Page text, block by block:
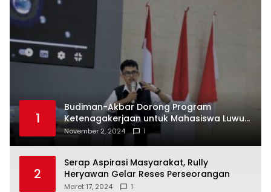
1
Budiman-Akbar Dorong Program
Ketenagakerjaan untuk Mahasiswa Luwu
Timur, Juru Bicara: Ini Peluang Nyata bagi
November 2, 2024 1
2
Serap Aspirasi Masyarakat, Rully
Heryawan Gelar Reses Perseorangan
Maret 17, 2024 1